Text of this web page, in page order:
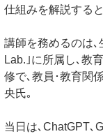
仕組みを解説する
講師を務めるのは､
Lab.｣に所属し､教
修で､教員･教育関
央氏｡
当日は､ChatGPT､